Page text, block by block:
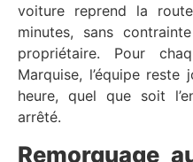
voiture reprend la
minutes, sans
propriétaire. Pour
Marquise, l’équipe reste
heure, quel que soit
arrêté.
Remorquage